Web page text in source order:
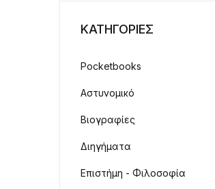
ΚΑΤΗΓΟΡΙΕΣ
Pocketbooks
Αστυνομικό
Βιογραφίες
Διηγήματα
Επιστήμη - Φιλοσοφία